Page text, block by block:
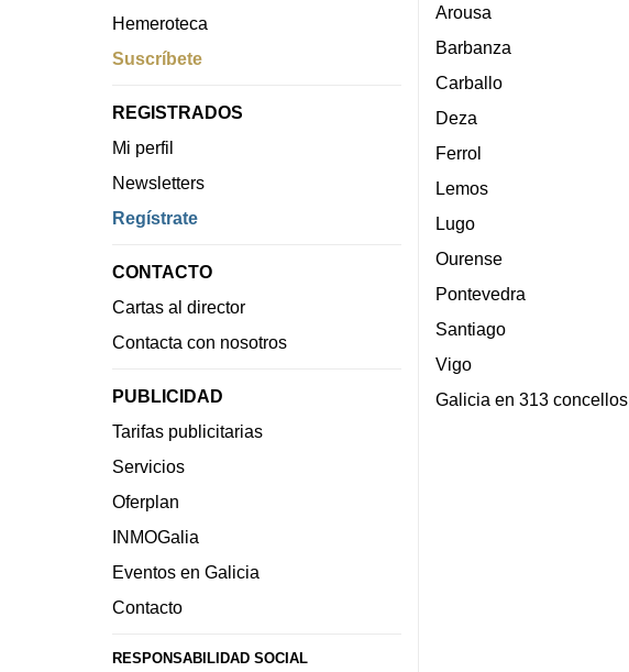
Hemeroteca
Suscríbete
REGISTRADOS
Mi perfil
Newsletters
Regístrate
CONTACTO
Cartas al director
Contacta con nosotros
PUBLICIDAD
Tarifas publicitarias
Servicios
Oferplan
INMOGalia
Eventos en Galicia
Contacto
RESPONSABILIDAD SOCIAL
Arousa
Barbanza
Carballo
Deza
Ferrol
Lemos
Lugo
Ourense
Pontevedra
Santiago
Vigo
Galicia en 313 concellos